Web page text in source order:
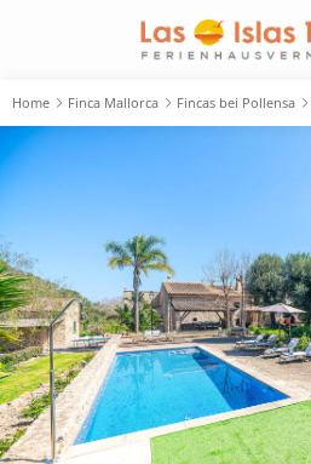
Home Finca Mallorca Fincas bei Pollensa